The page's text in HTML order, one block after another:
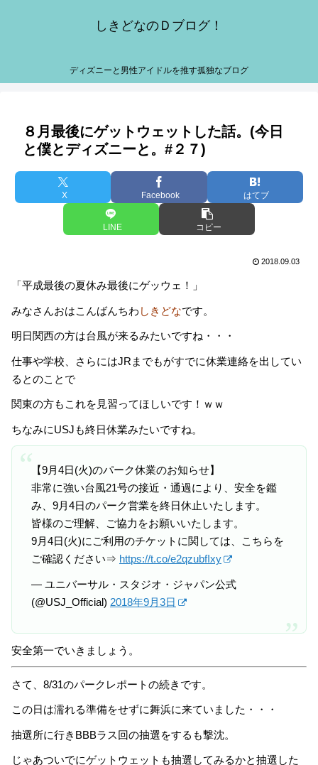
しきどなのＤブログ！
ディズニーと男性アイドルを推す孤独なブログ
８月最後にゲットウェットした話。(今日
と僕とディズニーと。#２７)
X Facebook はてブ
LINE コピー
2018.09.03
「平成最後の夏休み最後にゲッウェ！」
みなさんおはこんばんちわ しきどなです。
明日関西の方は台風が来るみたいですね・・・
仕事や学校、さらにはJRまでもがすでに休業連絡を出してい
るとのことで
関東の方もこれを見習ってほしいです！ｗｗ
ちなみにUSJも終日休業みたいですね。
【9月4日(火)のパーク休業のお知らせ】
非常に強い台風21号の接近・通過により、安全を鑑
み、9月4日のパーク営業を終日休止いたします。
皆様のご理解、ご協力をお願いいたします。
9月4日(火)にご利用のチケットに関しては、こちらを
ご確認ください⇒ https://t.co/e2qzubfIxy
— ユニバーサル・スタジオ・ジャパン公式
(@USJ_Official) 2018年9月3日
安全第一でいきましょう。
さて、8/31のパークレポートの続きです。
この日は濡れる準備をせずに舞浜に来ていました・・・
抽選所に行きBBBラス回の抽選をするも撃沈。
じゃあついでにゲットウェットも抽選してみるかと抽選した